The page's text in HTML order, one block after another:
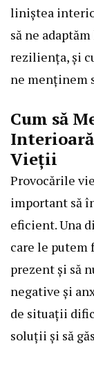
liniștea
să ne
reziliența, și
ne menținem
Cum să
Vieții
Provocările
important să
eficient. Una
care le putem
prezent și să
negative și
de situații
soluții și să